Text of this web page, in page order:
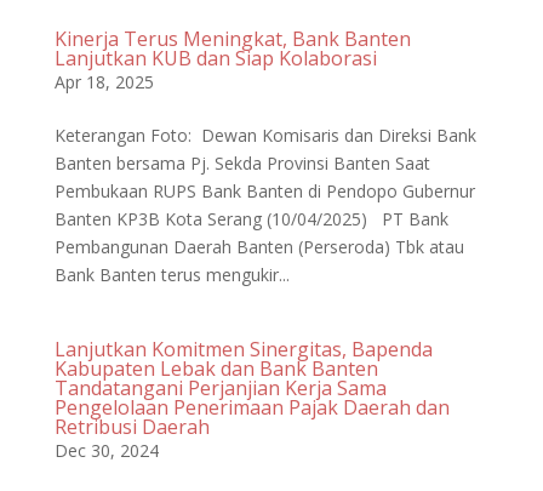
Kinerja Terus Meningkat, Bank Banten
Lanjutkan KUB dan Siap Kolaborasi
Apr 18, 2025
Keterangan Foto: Dewan Komisaris dan Direksi Bank
Banten bersama Pj. Sekda Provinsi Banten Saat
Pembukaan RUPS Bank Banten di Pendopo Gubernur
Banten KP3B Kota Serang (10/04/2025) PT Bank
Pembangunan Daerah Banten (Perseroda) Tbk atau
Bank Banten terus mengukir...
Lanjutkan Komitmen Sinergitas, Bapenda
Kabupaten Lebak dan Bank Banten
Tandatangani Perjanjian Kerja Sama
Pengelolaan Penerimaan Pajak Daerah dan
Retribusi Daerah
Dec 30, 2024